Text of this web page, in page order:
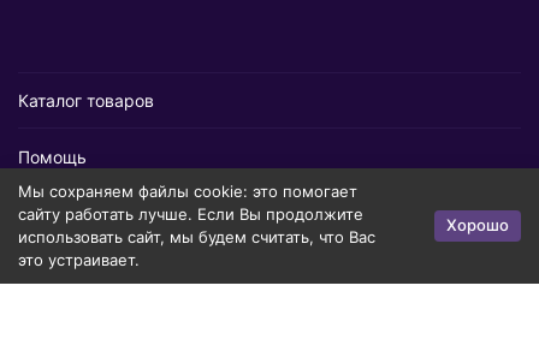
Каталог товаров
Помощь
Информация
Политика персональных данных
Мы сохраняем файлы cookie: это помогает
сайту работать лучше. Если Вы продолжите
использовать сайт, мы будем считать, что Вас
это устраивает.
Хорошо